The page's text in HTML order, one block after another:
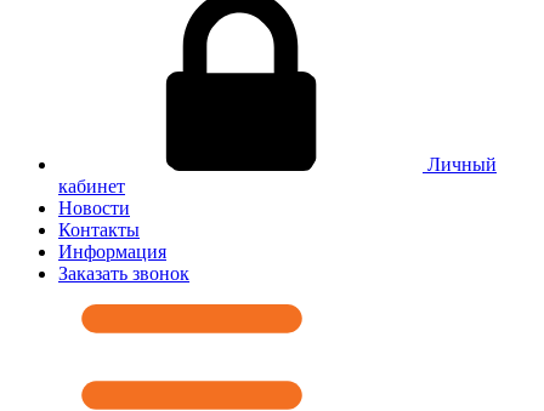
Личный
кабинет
Новости
Контакты
Информация
Заказать звонок